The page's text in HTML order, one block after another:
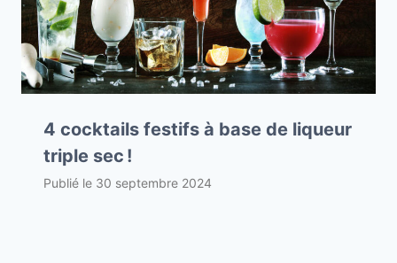
4 cocktails festifs à base de liqueur
triple sec !
Publié le 30 septembre 2024